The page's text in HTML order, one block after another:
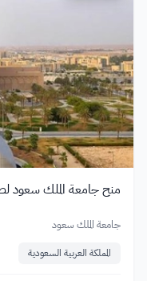
منح جامعة الملك سعود
جامعة الملك سعود
المملكة العربية السعودية